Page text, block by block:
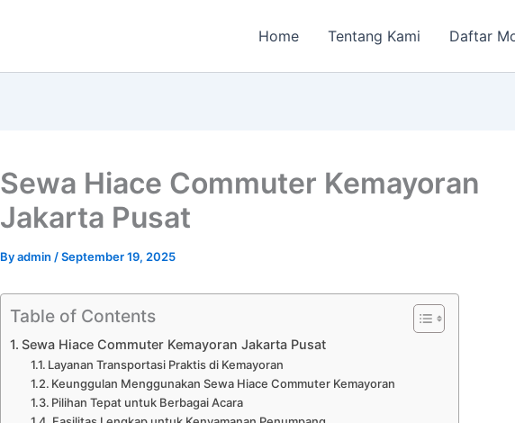
Home Tentang Kami Daftar
Sewa Hiace Commuter Kemayoran
Jakarta Pusat
Byadmin /September 19, 2025
Table of Contents
Sewa Hiace Commuter Kemayoran Jakarta Pusat
Layanan Transportasi Praktis di Kemayoran
Keunggulan Menggunakan Sewa Hiace Commuter Kemayoran
Pilihan Tepat untuk Berbagai Acara